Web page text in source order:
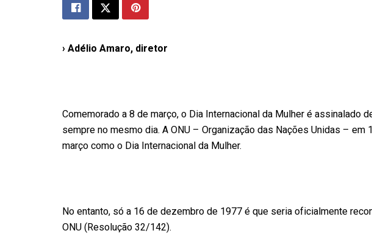
› Adélio Amaro, diretor
Comemorado a 8 de março, o Dia Internacional da Mulher é assinalado
sempre no mesmo dia. A ONU – Organização das Nações Unidas – em
março como o Dia Internacional da Mulher.
No entanto, só a 16 de dezembro de 1977 é que seria oficialmente
ONU (Resolução 32/142).